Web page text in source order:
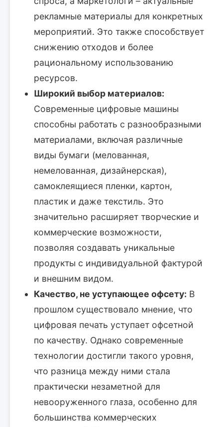
рекламные материалы для конкретных
мероприятий. Это также способствует
снижению отходов и более
рациональному использованию
ресурсов.
Широкий выбор материалов:
Современные цифровые машины
способны работать с разнообразными
материалами, включая различные
виды бумаги (мелованная,
немелованная, дизайнерская),
самоклеящиеся пленки, картон,
пластик и даже текстиль. Это
значительно расширяет творческие и
коммерческие возможности,
позволяя создавать уникальные
продукты с индивидуальной фактурой
и внешним видом.
Качество, не уступающее офсету: В
прошлом существовало мнение, что
цифровая печать уступает офсетной
по качеству. Однако современные
технологии достигли такого уровня,
что разница между ними стала
практически незаметной для
невооруженного глаза, особенно для
большинства коммерческих